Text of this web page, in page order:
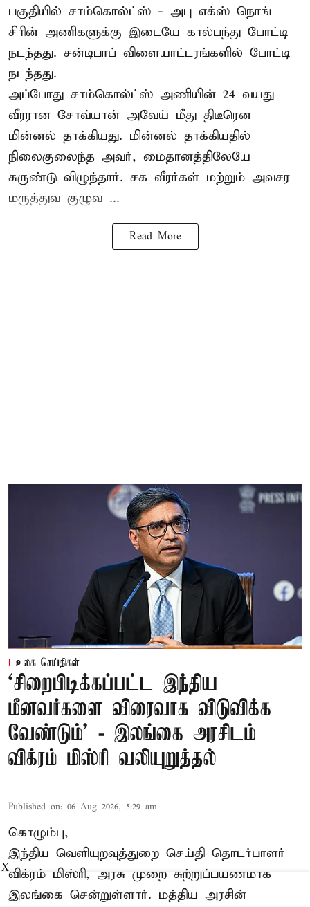
பகுதியில் சாம்கொல்ட்ஸ் - அபு எக்ஸ் நொங்
சிரின் அணிகளுக்கு இடையே கால்பந்து போட்டி
நடந்தது. சன்டிபாப் விளையாட்டரங்களில் போட்டி
நடந்தது.
அப்போது சாம்கொல்ட்ஸ் அணியின் 24 வயது
வீரரான சோவ்யான் அவேய் மீது திடீரென
மின்னல் தாக்கியது. மின்னல் தாக்கியதில்
நிலைகுலைந்த அவர், மைதானத்திலேயே
சுருண்டு விழுந்தார். சக வீரர்கள் மற்றும் அவசர
மருத்துவ குழுவ ...
Read More
உலக செய்திகள்
‘சிறைபிடிக்கப்பட்ட இந்திய
மீனவர்களை விரைவாக விடுவிக்க
வேண்டும்' - இலங்கை அரசிடம்
விக்ரம் மிஸ்ரி வலியுறுத்தல்
Published on: 06 Aug 2026, 5:29 am
கொழும்பு,
இந்திய வெளியுறவுத்துறை செய்தி தொடர்பாளர்
விக்ரம் மிஸ்ரி, அரசு முறை சுற்றுப்பயணமாக
இலங்கை சென்றுள்ளார். மத்திய அரசின்
X